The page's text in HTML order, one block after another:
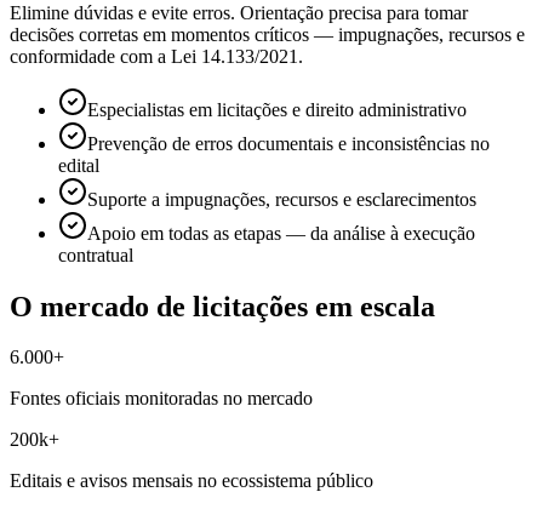
Elimine dúvidas e evite erros. Orientação precisa para tomar
decisões corretas em momentos críticos — impugnações, recursos e
conformidade com a Lei 14.133/2021.
Especialistas em licitações e direito administrativo
Prevenção de erros documentais e inconsistências no
edital
Suporte a impugnações, recursos e esclarecimentos
Apoio em todas as etapas — da análise à execução
contratual
O mercado de licitações em escala
6.000+
Fontes oficiais monitoradas no mercado
200k+
Editais e avisos mensais no ecossistema público